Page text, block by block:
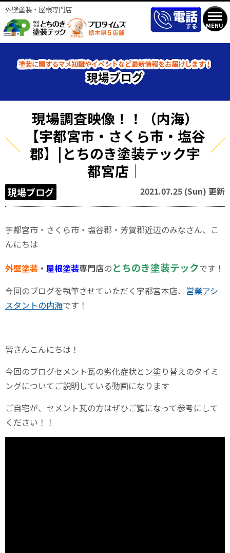
MENU
外壁塗装・屋根専門店
塗装に関するマメ知識やイベントなど最新情報をお届けします！
現場ブログ
現場調査映像！！（内海）
【宇都宮市・さくら市・塩谷
郡】|とちのき塗装テック宇
都宮店｜
現場ブログ 2021.07.25 (Sun) 更新
宇都宮市・さくら市・塩谷郡・芳賀郡近辺のみなさん、こ
んにちは
外壁塗装 ・ 屋根塗装専門店のとちのき塗装テックです！
今回のブログを執筆させていただく宇都宮本店、 営業アシ
スタントの内海です！
皆さんこんにちは！
今回のブログセメント瓦の劣化症状とン塗り替えのタイミ
ングについてご説明している動画になります
ご自宅が、セメント瓦の方はぜひご覧になって参考にして
ください！！